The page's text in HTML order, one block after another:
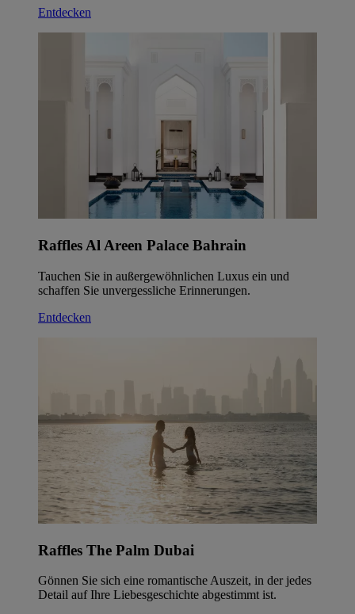
Entdecken
Raffles Al Areen Palace Bahrain
Tauchen Sie in außergewöhnlichen Luxus ein und
schaffen Sie unvergessliche Erinnerungen.
Entdecken
Raffles The Palm Dubai
Gönnen Sie sich eine romantische Auszeit, in der jedes
Detail auf Ihre Liebesgeschichte abgestimmt ist.